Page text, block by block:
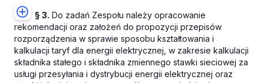
§ 3. Do zadań Zespołu należy opracowanie
rekomendacji oraz założeń do propozycji przepisów
rozporządzenia w sprawie sposobu kształtowania i
kalkulacji taryf dla energii elektrycznej, w zakresie kalkulacji
składnika stałego i składnika zmiennego stawki sieciowej za
usługi przesyłania i dystrybucji energii elektrycznej oraz